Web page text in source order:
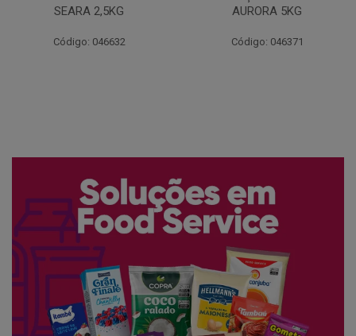
AURORA 5KG
Código: 046371
FATIADO PAKAN 200G
Código: 061522